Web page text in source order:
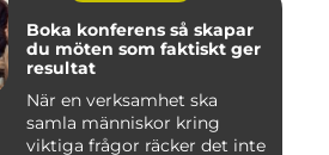
Boka konferens så skapar
du möten som faktiskt ger
resultat
När en verksamhet ska
samla människor kring
viktiga frågor räcker det inte